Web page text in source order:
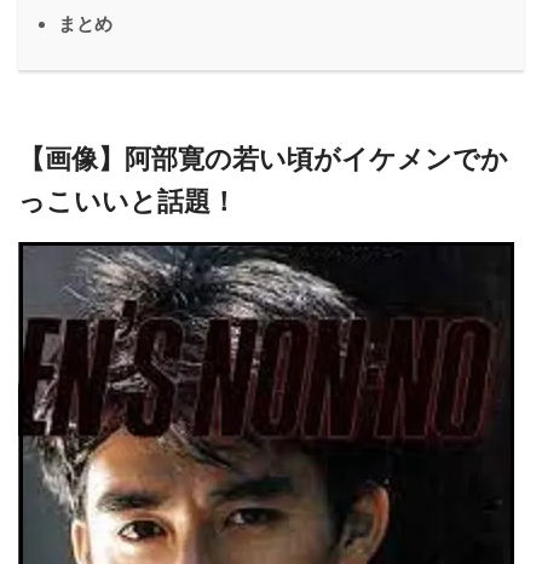
まとめ
【画像】阿部寛の若い頃がイケメンでか
っこいいと話題！